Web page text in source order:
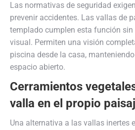
Las normativas de seguridad
prevenir accidentes. Las vallas de
templado cumplen esta función sin
visual. Permiten una visión
piscina desde la casa,
espacio abierto.
Cerramientos
valla en el propio
Una alternativa a las vallas inertes